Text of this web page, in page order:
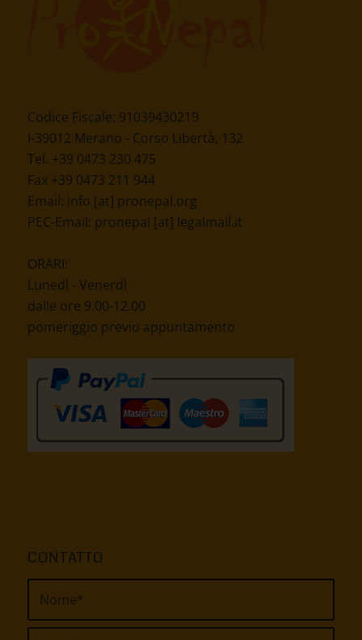
Codice Fiscale: 91039430219
I-39012 Merano - Corso Libertà, 132
Tel. +39 0473 230 475
Fax +39 0473 211 944
Email:
info [at] pronepal.org
pronepal [at] legalmail.it
ORARI:
Lunedì - Venerdì
dalle ore 9.00-12.00
pomeriggio previo appuntamento